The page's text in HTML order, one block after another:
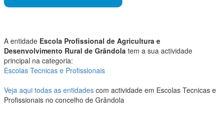
A entidade Escola Profissional de Agricultura e
Desenvolvimento Rural de Grândola tem a sua actividade
principal na categoria:
Escolas Tecnicas e Profissionais
Veja aqui todas as entidades com actividade em Escolas Tecnicas e
Profissionais no concelho de Grândola